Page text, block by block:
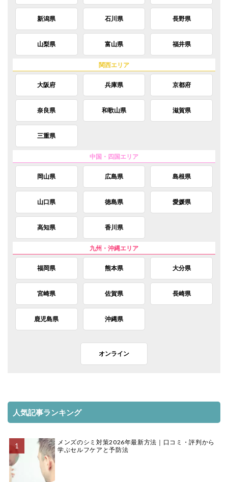
新潟県 石川県 長野県
山梨県 富山県 福井県
大阪府 兵庫県 京都府
奈良県 和歌山県 滋賀県
三重県
岡山県 広島県 島根県
山口県 徳島県 愛媛県
高知県 香川県
福岡県 熊本県 大分県
宮崎県 佐賀県 長崎県
鹿児島県 沖縄県
オンライン
人気記事ランキング
メンズのシミ対策2026年最新方法｜口コミ・評判から
学ぶセルフケアと予防法